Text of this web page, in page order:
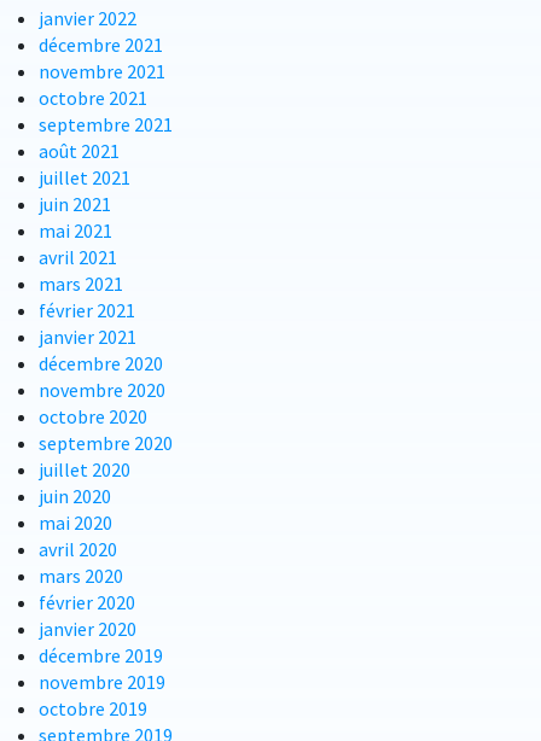
janvier 2022
décembre 2021
novembre 2021
octobre 2021
septembre 2021
août 2021
juillet 2021
juin 2021
mai 2021
avril 2021
mars 2021
février 2021
janvier 2021
décembre 2020
novembre 2020
octobre 2020
septembre 2020
juillet 2020
juin 2020
mai 2020
avril 2020
mars 2020
février 2020
janvier 2020
décembre 2019
novembre 2019
octobre 2019
septembre 2019